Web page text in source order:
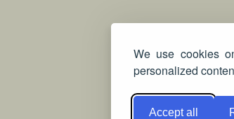
We use cookies
personalized
Accept all